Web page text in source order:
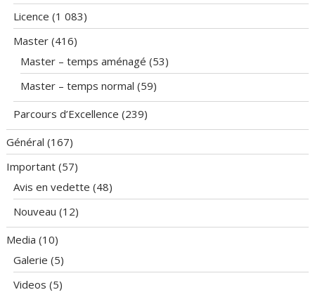
Licence (1 083)
Master (416)
Master – temps aménagé (53)
Master – temps normal (59)
Parcours d’Excellence (239)
Général (167)
Important (57)
Avis en vedette (48)
Nouveau (12)
Media (10)
Galerie (5)
Videos (5)